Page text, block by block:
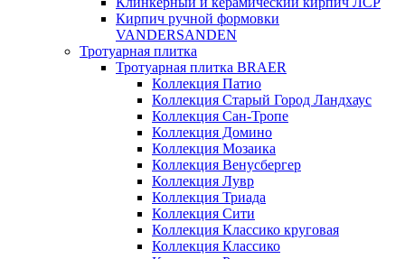
Кирпич ручной формовки
VANDERSANDEN
Тротуарная плитка
Тротуарная плитка BRAER
Коллекция Патио
Коллекция Старый Город Ландхаус
Коллекция Сан-Тропе
Коллекция Домино
Коллекция Мозаика
Коллекция Венусбергер
Коллекция Лувр
Коллекция Триада
Коллекция Сити
Коллекция Классико круговая
Коллекция Классико